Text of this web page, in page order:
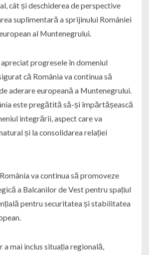
cât și deschiderea de perspective
suplimentară a sprijinului României
al Muntenegrului.
progresele în domeniul
că România va continua să
aderare europeană a Muntenegrului.
este pregătită să-și împărtășească
integrării, aspect care va
și la consolidarea relației
va continua să promoveze
a Balcanilor de Vest pentru spațiul
pentru securitatea și stabilitatea
a mai inclus situația regională,